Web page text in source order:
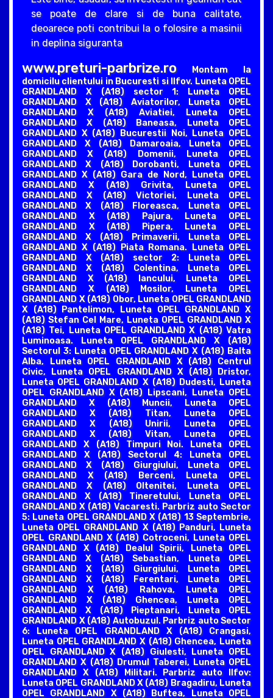
se poate de clare si de buna calitate,
deoarece poti contribui la o folosire a masinii
in deplina siguranta
www.preturi-parbrize.roMontam la
domicilu clientului in Bucuresti si Ilfov. Luneta OPEL
GRANDLAND X (A18) sector 1: Luneta OPEL
GRANDLAND X (A18) Aviatorilor, Luneta OPEL
GRANDLAND X (A18) Aviatiei, Luneta OPEL
GRANDLAND X (A18) Baneasa, Luneta OPEL
GRANDLAND X (A18) Bucurestii Noi, Luneta OPEL
GRANDLAND X (A18) Damaroaia, Luneta OPEL
GRANDLAND X (A18) Domenii, Luneta OPEL
GRANDLAND X (A18) Dorobanti, Luneta OPEL
GRANDLAND X (A18) Gara de Nord, Luneta OPEL
GRANDLAND X (A18) Grivita, Luneta OPEL
GRANDLAND X (A18) Victoriei, Luneta OPEL
GRANDLAND X (A18) Floreasca, Luneta OPEL
GRANDLAND X (A18) Pajura, Luneta OPEL
GRANDLAND X (A18) Pipera, Luneta OPEL
GRANDLAND X (A18) Primaverii, Luneta OPEL
GRANDLAND X (A18) Piata Romana. Luneta OPEL
GRANDLAND X (A18) sector 2: Luneta OPEL
GRANDLAND X (A18) Colentina, Luneta OPEL
GRANDLAND X (A18) Iancului, Luneta OPEL
GRANDLAND X (A18) Mosilor, Luneta OPEL
GRANDLAND X (A18) Obor, Luneta OPEL GRANDLAND
X (A18) Pantelimon, Luneta OPEL GRANDLAND X
(A18) Stefan Cel Mare, Luneta OPEL GRANDLAND X
(A18) Tei, Luneta OPEL GRANDLAND X (A18) Vatra
Luminoasa. Luneta OPEL GRANDLAND X (A18)
Sectorul 3: Luneta OPEL GRANDLAND X (A18) Balta
Alba, Luneta OPEL GRANDLAND X (A18) Centrul
Civic, Luneta OPEL GRANDLAND X (A18) Dristor,
Luneta OPEL GRANDLAND X (A18) Dudesti, Luneta
OPEL GRANDLAND X (A18) Lipscani, Luneta OPEL
GRANDLAND X (A18) Muncii, Luneta OPEL
GRANDLAND X (A18) Titan, Luneta OPEL
GRANDLAND X (A18) Unirii, Luneta OPEL
GRANDLAND X (A18) Vitan, Luneta OPEL
GRANDLAND X (A18) Timpuri Noi. Luneta OPEL
GRANDLAND X (A18) Sectorul 4: Luneta OPEL
GRANDLAND X (A18) Giurgiului, Luneta OPEL
GRANDLAND X (A18) Berceni, Luneta OPEL
GRANDLAND X (A18) Oltenitei, Luneta OPEL
GRANDLAND X (A18) Tineretului, Luneta OPEL
GRANDLAND X (A18) Vacaresti. Parbriz auto Sector
5: Luneta OPEL GRANDLAND X (A18) 13 Septembrie,
Luneta OPEL GRANDLAND X (A18) Panduri, Luneta
OPEL GRANDLAND X (A18) Cotroceni, Luneta OPEL
GRANDLAND X (A18) Dealul Spirii, Luneta OPEL
GRANDLAND X (A18) Sebastian, Luneta OPEL
GRANDLAND X (A18) Giurgiului, Luneta OPEL
GRANDLAND X (A18) Ferentari, Luneta OPEL
GRANDLAND X (A18) Rahova, Luneta OPEL
GRANDLAND X (A18) Ghencea, Luneta OPEL
GRANDLAND X (A18) Pieptanari, Luneta OPEL
GRANDLAND X (A18) Autobuzul. Parbriz auto Sector
6: Luneta OPEL GRANDLAND X (A18) Crangasi,
Luneta OPEL GRANDLAND X (A18) Ghencea, Luneta
OPEL GRANDLAND X (A18) Giulesti, Luneta OPEL
GRANDLAND X (A18) Drumul Taberei, Luneta OPEL
GRANDLAND X (A18) Militari. Parbriz auto Ilfov:
Luneta OPEL GRANDLAND X (A18) Bragadiru, Luneta
OPEL GRANDLAND X (A18) Buftea, Luneta OPEL